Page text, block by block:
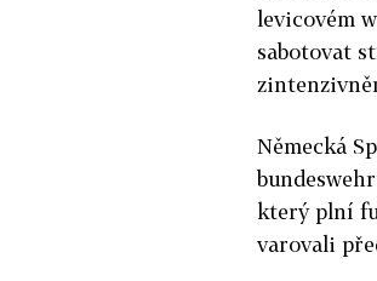
levicovém
sabotovat
Německá
který plní
varovali